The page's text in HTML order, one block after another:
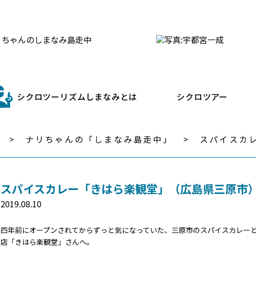
シクロツーリズムしまなみとは シクロツアー
ナリちゃんの「しまなみ島走中」 スパイスカ
スパイスカレー「きはら楽観堂」（広島県三原市）
2019.08.10
四年前にオープンされてからずっと気になっていた、三原市のスパイスカレー
店「きはら楽観堂」さんへ。